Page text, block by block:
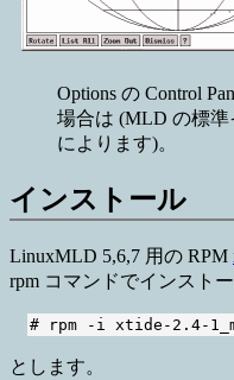
Options の Control
場合は (MLD の標
によります)。
インストール
LinuxMLD 5,6,7 用の RPM
rpm コマンドでインスト
とします。